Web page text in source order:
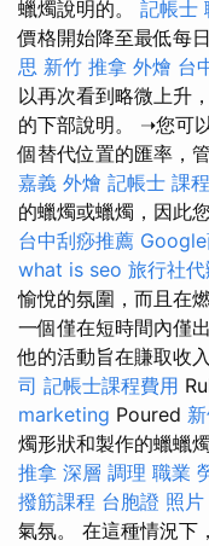
蠟燭說明的。 記帳士
價格開始降至最低每
思 新竹 推拿 外燴 台
以再次看到略微上升
的下部說明。 ➝您可
個替代位置的匯率，
嘉義 外燴 記帳士 課程
的蠟燭或蠟燭，因此
台中刮痧推薦
what is seo 旅行社
愉悅的氛圍，而且在
一個僅在短時間內僅
他的活動旨在賺取收
司 記帳士課程費用
marketing Poured
燭形狀和製作的蠟蠟
推拿 深層 調理 職業
撥筋課程 台胞證 照片
氣氛。 在這種情況下